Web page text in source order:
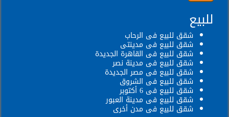
للبيع
شقق للبيع فى الرحاب
شقق للبيع فى مدينتى
شقق للبيع فى القاهرة الجديدة
شقق للبيع فى مدينة نصر
شقق للبيع فى مصر الجديدة
شقق للبيع فى الشروق
شقق للبيع فى 6 أكتوبر
شقق للبيع فى مدينة العبور
شقق للبيع فى مدن أخرى